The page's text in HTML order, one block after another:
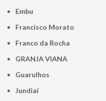
Embu
Francisco Morato
Franco da Rocha
GRANJA VIANA
Guarulhos
Jundiaí